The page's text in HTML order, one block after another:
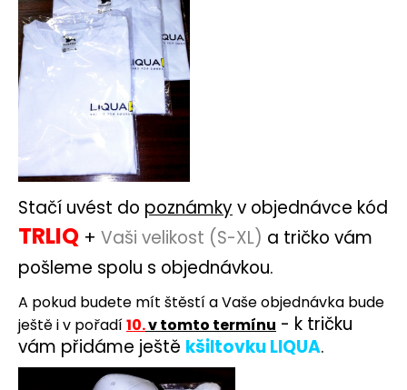
Stačí uvést do poznámky v objednávce kód
TRLIQ + Vaši velikost (S-XL) a tričko vám
pošleme spolu s objednávkou.
A pokud budete mít štěstí a Vaše objednávka bude
ještě i v pořadí10.v tomto termínu - k tričku
vám přidáme ještě kšiltovku LIQUA.
?
HLEDAT
D
o
p
r
u
č
u
j
e